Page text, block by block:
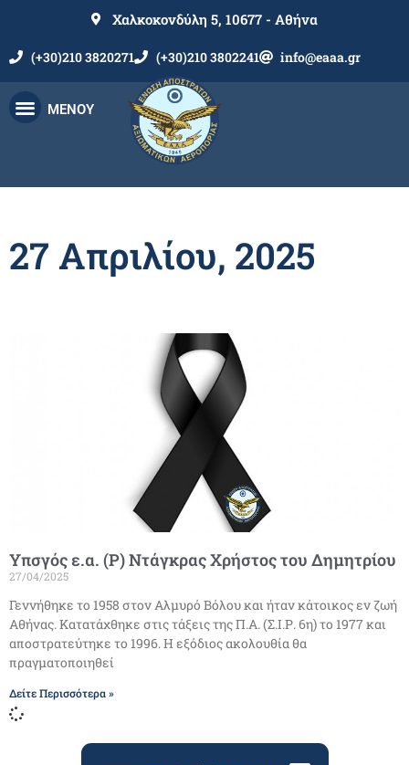
Χαλκοκονδύλη 5, 10677 - Αθήνα
(+30)210 3820271 (+30)210 3802241 info@eaaa.gr
ΜΕΝΟΥ
27 Απριλίου, 2025
Υπσγός ε.α. (Ρ) Ντάγκρας Χρήστος του Δημητρίου
27/04/2025
Γεννήθηκε το 1958 στον Αλμυρό Βόλου και ήταν κάτοικος εν ζωή
Αθήνας. Κατατάχθηκε στις τάξεις της Π.Α. (Σ.Ι.Ρ. 6η) το 1977 και
αποστρατεύτηκε το 1996. H εξόδιος ακολουθία θα
πραγματοποιηθεί
Δείτε Περισσότερα »